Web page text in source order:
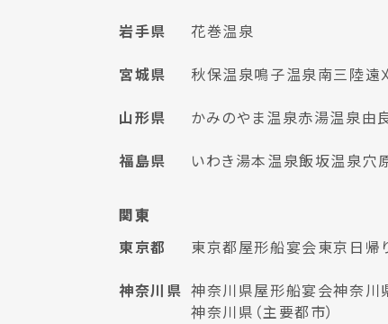
岩手県
花巻温泉
宮城県
秋保温泉鳴子温泉南三陸遠
山形県
かみのやま温泉赤湯温泉由
福島県
いわき湯本温泉飯坂温泉穴
関東
東京都
東京都屋形船宴会東京日帰
神奈川県 神奈川県屋形船宴会神奈川
神奈川県（主要都市）